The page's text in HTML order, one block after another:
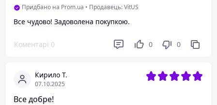
Придбано на Prom.ua • Продавець: VitUS
Все чудово! Задоволена покупкою.
Коментарі 0 0 0
Кирило Т.
07.10.2025
Все добре!